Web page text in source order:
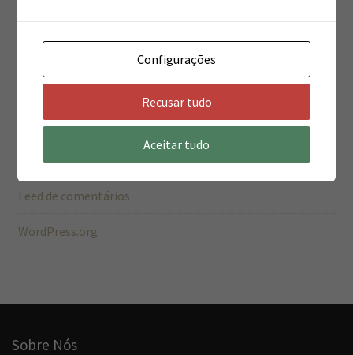
Meta
Acessar
Feed de posts
Feed de comentários
WordPress.org
Sobre Nós
Configurações
Recusar tudo
Aceitar tudo